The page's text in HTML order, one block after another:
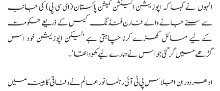
انہوں نے کہا کہ اپوزیشن الیکشن کمیشن پاکستان (ای سی پی) کی جانب
سے سنے جانے والے فارن فنڈنگ کیس کے ذریعے حکومت
کے لیے مسائل کھڑے کرنا چاہتی ہے ’لیکن اپوزیشن خود اس
گڑھے میں گر گئی جو اس نے ہمارے لیے کھودا تھا‘۔
ادھر دوران اجلاس پی ٹی آئی رہنما نورعالم نے وفاقی کابینہ میں